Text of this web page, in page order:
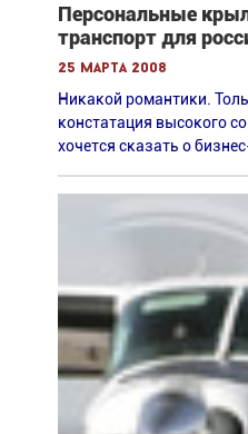
Персональные
транспорт для
25 марта 2008
Никакой романтики.
констатация высокого
хочется сказать о